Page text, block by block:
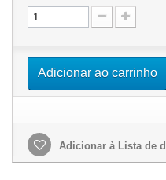
Adicionar ao carrinho
Adicionar à Lista de